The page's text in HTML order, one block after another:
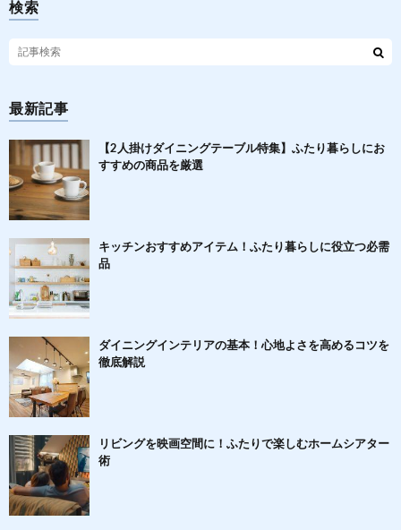
検索
最新記事
【2人掛けダイニングテーブル特集】ふたり暮らしにお
すすめの商品を厳選
キッチンおすすめアイテム！ふたり暮らしに役立つ必需
品
ダイニングインテリアの基本！心地よさを高めるコツを
徹底解説
リビングを映画空間に！ふたりで楽しむホームシアター
術